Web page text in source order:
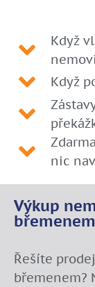
Když
Když
nic
Výkup
břemenem
Řešíte
břemenem?